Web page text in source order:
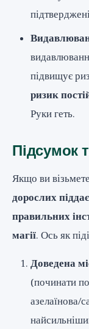
підвищує
ризик
Руки геть.
Підсумок
Якщо ви
дорослих
правильних
магії. Ось як
Доведена
(починати
азелаїнова/